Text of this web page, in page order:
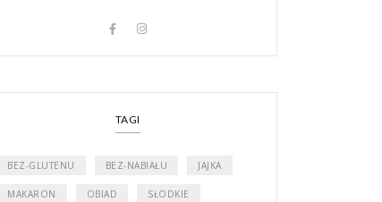
TAGI
BEZ-GLUTENU BEZ-NABIAŁU JAJKA
MAKARON OBIAD SŁODKIE